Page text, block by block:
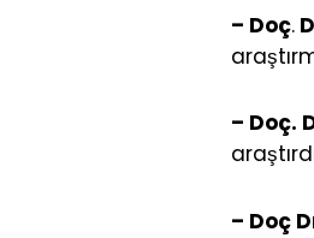
– Doç.
– Doç.
– Doç